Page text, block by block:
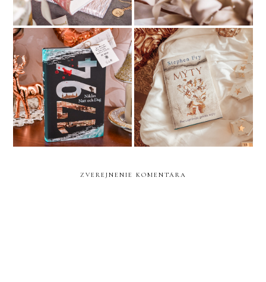
RECENZIA | NIKLAS Natt
och Dag 1794
RECENZIA | STEPHEN
FRY MÝTY
ZVEREJNENIE KOMENTÁRA